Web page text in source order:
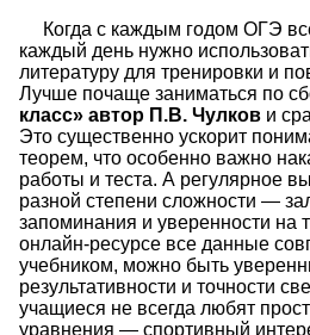
Когда с каждым годом ОГЭ
каждый день нужно
литературу для тренировки и
Лучше почаще заниматься по
класс» автор П.В. Чулков и
Это существенно ускорит
теорем, что особенно важно
работы и теста. А регулярное
разной степени сложности —
запоминания и уверенности на
онлайн-ресурсе все данные
учебником, можно быть
результативности и точности
учащиеся не всегда любят
уравнения — спортивный